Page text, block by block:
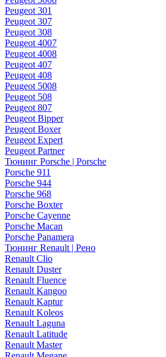
Peugeot 301
Peugeot 307
Peugeot 308
Peugeot 4007
Peugeot 4008
Peugeot 407
Peugeot 408
Peugeot 5008
Peugeot 508
Peugeot 807
Peugeot Bipper
Peugeot Boxer
Peugeot Expert
Peugeot Partner
Тюнинг Porsche | Porsche
Porsche 911
Porsche 944
Porsche 968
Porsche Boxter
Porsche Cayenne
Porsche Macan
Porsche Panamera
Тюнинг Renault | Рено
Renault Clio
Renault Duster
Renault Fluence
Renault Kangoo
Renault Kaptur
Renault Koleos
Renault Laguna
Renault Latitude
Renault Master